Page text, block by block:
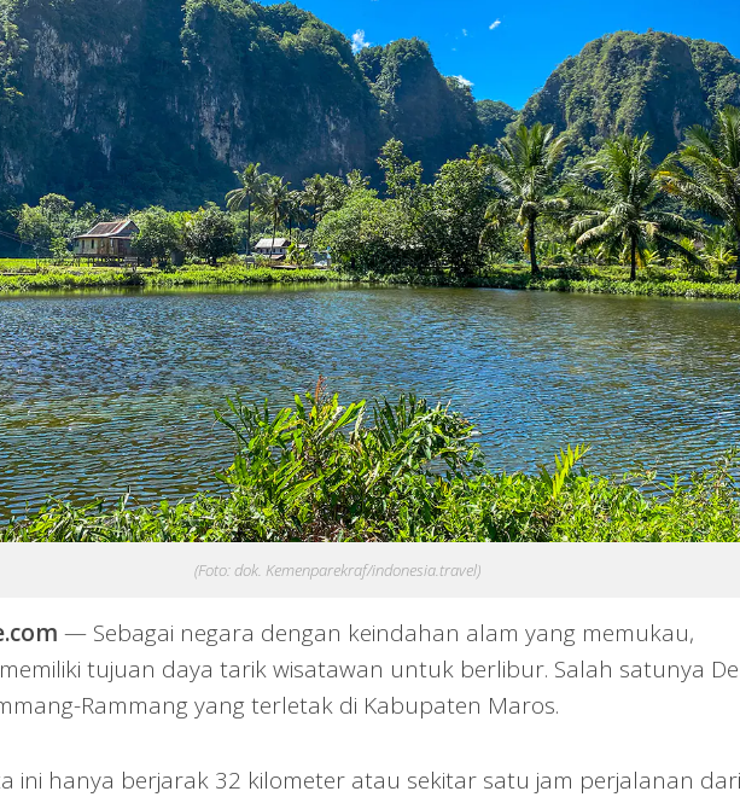
(Foto: dok. Kemenparekraf/indonesia.travel)
— Sebagai negara dengan keindahan alam yang memukau,
tujuan daya tarik wisatawan untuk berlibur. Salah satunya
Rammang yang terletak di Kabupaten Maros.
ini hanya berjarak 32 kilometer atau sekitar satu jam perjalanan dari